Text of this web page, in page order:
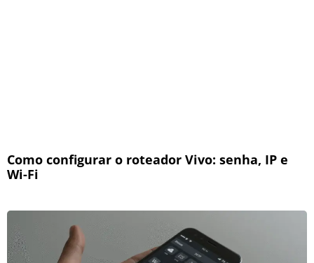
Como configurar o roteador Vivo: senha, IP e
Wi-Fi